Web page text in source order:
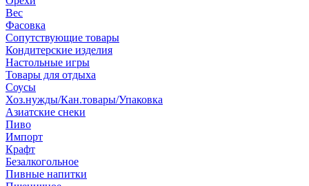
Вес
Фасовка
Сопутствующие товары
Кондитерские изделия
Настольные игры
Товары для отдыха
Соусы
Хоз.нужды/Кан.товары/Упаковка
Азиатские снеки
Пиво
Импорт
Крафт
Безалкогольное
Пивные напитки